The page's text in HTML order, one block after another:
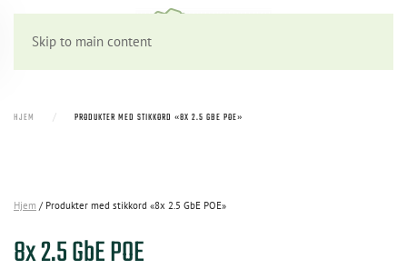
Skip to main content
HJEM PRODUKTER MED STIKKORD «8X 2.5 GBE POE»
Hjem / Produkter med stikkord «8x 2.5 GbE POE»
8x 2.5 GbE POE